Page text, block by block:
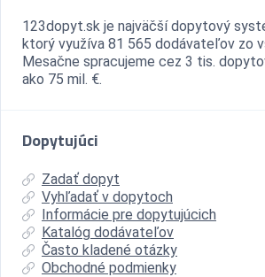
123dopyt.sk je najväčší dopytový
ktorý využíva 81 565 dodávateľov zo
Mesačne spracujeme cez 3 tis.
ako 75 mil. €.
Dopytujúci
Zadať dopyt
Vyhľadať v dopytoch
Informácie pre dopytujúcich
Katalóg dodávateľov
Často kladené otázky
Obchodné podmienky